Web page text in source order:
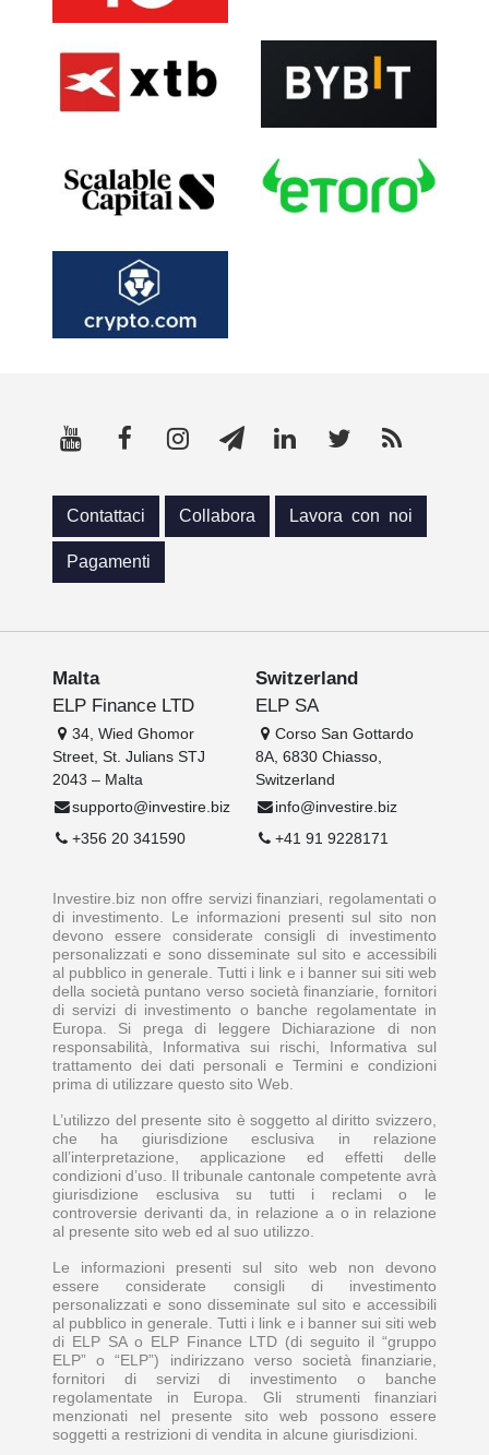
Contattaci Collabora Lavora con noi
Pagamenti
Malta
ELP Finance LTD
34, Wied Ghomor
Street, St. Julians STJ
2043 – Malta
supporto@investire.biz
+356 20 341590
Switzerland
ELP SA
Corso San Gottardo
8A, 6830 Chiasso,
Switzerland
info@investire.biz
+41 91 9228171
Investire.biz non offre servizi finanziari, regolamentati o
di investimento. Le informazioni presenti sul sito non
devono essere considerate consigli di investimento
personalizzati e sono disseminate sul sito e accessibili
al pubblico in generale. Tutti i link e i banner sui siti web
della società puntano verso società finanziarie, fornitori
di servizi di investimento o banche regolamentate in
Europa. Si prega di leggere Dichiarazione di non
responsabilità, Informativa sui rischi, Informativa sul
trattamento dei dati personali e Termini e condizioni
prima di utilizzare questo sito Web.
L’utilizzo del presente sito è soggetto al diritto svizzero,
che ha giurisdizione esclusiva in relazione
all’interpretazione, applicazione ed effetti delle
condizioni d’uso. Il tribunale cantonale competente avrà
giurisdizione esclusiva su tutti i reclami o le
controversie derivanti da, in relazione a o in relazione
al presente sito web ed al suo utilizzo.
Le informazioni presenti sul sito web non devono
essere considerate consigli di investimento
personalizzati e sono disseminate sul sito e accessibili
al pubblico in generale. Tutti i link e i banner sui siti web
di ELP SA o ELP Finance LTD (di seguito il “gruppo
ELP” o “ELP”) indirizzano verso società finanziarie,
fornitori di servizi di investimento o banche
regolamentate in Europa. Gli strumenti finanziari
menzionati nel presente sito web possono essere
soggetti a restrizioni di vendita in alcune giurisdizioni.